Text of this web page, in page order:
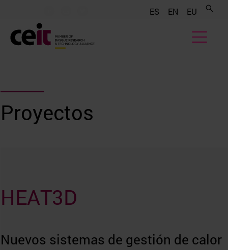
ES EN EU
Proyectos
HEAT3D
Nuevos sistemas de gestión de calor